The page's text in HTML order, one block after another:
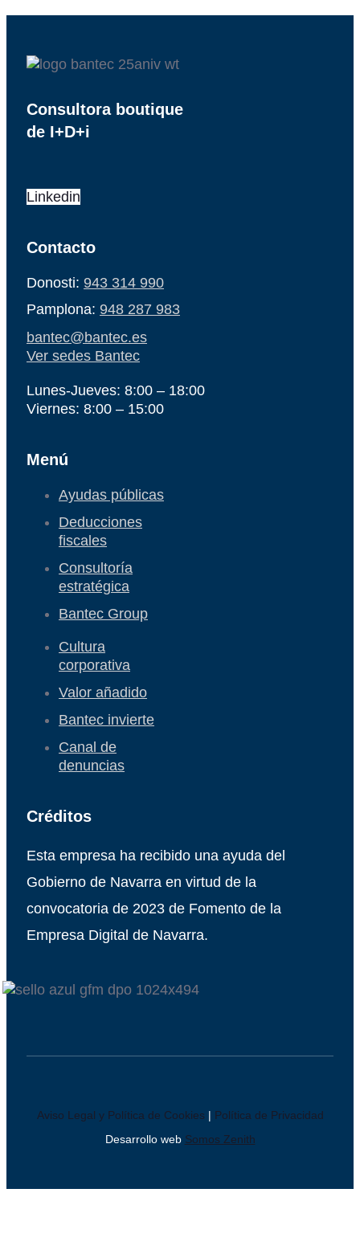
Consultora boutique
de I+D+i
Linkedin
Contacto
Donosti: 943 314 990
Pamplona: 948 287 983
bantec@bantec.es
Ver sedes Bantec
Lunes-Jueves: 8:00 – 18:00
Viernes: 8:00 – 15:00
Menú
Ayudas públicas
Deducciones
fiscales
Consultoría
estratégica
Bantec Group
Cultura
corporativa
Valor añadido
Bantec invierte
Canal de
denuncias
Créditos
Esta empresa ha recibido una ayuda del
Gobierno de Navarra en virtud de la
convocatoria de 2023 de Fomento de la
Empresa Digital de Navarra.
Aviso Legal y Política de Cookies | Política de Privacidad
Desarrollo web Somos Zenith